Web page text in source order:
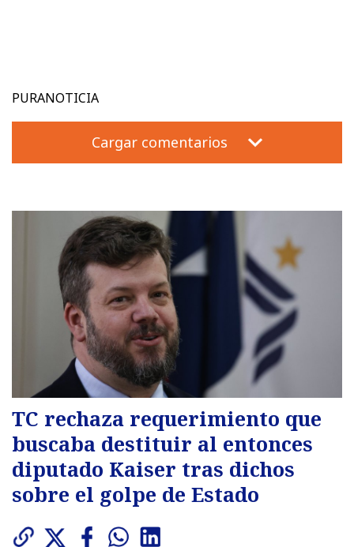
PURANOTICIA
Cargar comentarios
TC rechaza requerimiento que
buscaba destituir al entonces
diputado Kaiser tras dichos
sobre el golpe de Estado